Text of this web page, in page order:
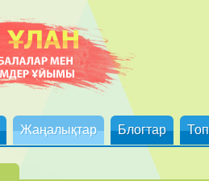
Жаңалықтар Блогтар